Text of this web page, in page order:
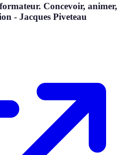
Concevoir, animer,
- Jacques Piveteau